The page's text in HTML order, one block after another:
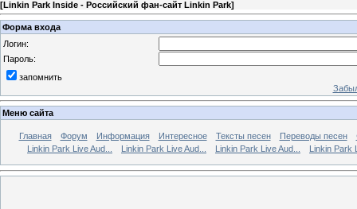
[Linkin Park Inside - Российский фан-сайт Linkin Park]
Форма входа
Логин:
Пароль:
запомнить
Меню сайта
Главная Форум Информация Интересное Тексты песен Переводы песен
Linkin Park Live Aud...
Linkin Park Live Aud... Linkin Park Live Aud... Linkin Park